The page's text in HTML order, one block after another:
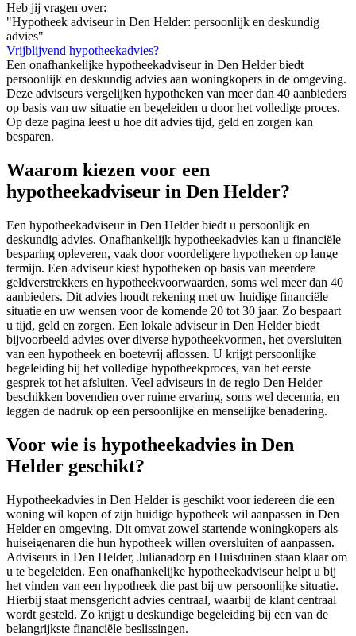
Heb jij vragen over:
"Hypotheek adviseur in Den Helder: persoonlijk en deskundig
advies"
Vrijblijvend hypotheekadvies?
Een onafhankelijke hypotheekadviseur in Den Helder biedt
persoonlijk en deskundig advies aan woningkopers in de omgeving.
Deze adviseurs vergelijken hypotheken van meer dan 40 aanbieders
op basis van uw situatie en begeleiden u door het volledige proces.
Op deze pagina leest u hoe dit advies tijd, geld en zorgen kan
besparen.
Waarom kiezen voor een
hypotheekadviseur in Den Helder?
Een hypotheekadviseur in Den Helder biedt u persoonlijk en
deskundig advies. Onafhankelijk hypotheekadvies kan u financiële
besparing opleveren, vaak door voordeligere hypotheken op lange
termijn. Een adviseur kiest hypotheken op basis van meerdere
geldverstrekkers en hypotheekvoorwaarden, soms wel meer dan 40
aanbieders. Dit advies houdt rekening met uw huidige financiële
situatie en uw wensen voor de komende 20 tot 30 jaar. Zo bespaart
u tijd, geld en zorgen. Een lokale adviseur in Den Helder biedt
bijvoorbeeld advies over diverse hypotheekvormen, het oversluiten
van een hypotheek en boetevrij aflossen. U krijgt persoonlijke
begeleiding bij het volledige hypotheekproces, van het eerste
gesprek tot het afsluiten. Veel adviseurs in de regio Den Helder
beschikken bovendien over ruime ervaring, soms wel decennia, en
leggen de nadruk op een persoonlijke en menselijke benadering.
Voor wie is hypotheekadvies in Den
Helder geschikt?
Hypotheekadvies in Den Helder is geschikt voor iedereen die een
woning wil kopen of zijn huidige hypotheek wil aanpassen in Den
Helder en omgeving. Dit omvat zowel startende woningkopers als
huiseigenaren die hun hypotheek willen oversluiten of aanpassen.
Adviseurs in Den Helder, Julianadorp en Huisduinen staan klaar om
u te begeleiden. Een onafhankelijke hypotheekadviseur helpt u bij
het vinden van een hypotheek die past bij uw persoonlijke situatie.
Hierbij staat mensgericht advies centraal, waarbij de klant centraal
wordt gesteld. Zo krijgt u deskundige begeleiding bij een van de
belangrijkste financiële beslissingen.